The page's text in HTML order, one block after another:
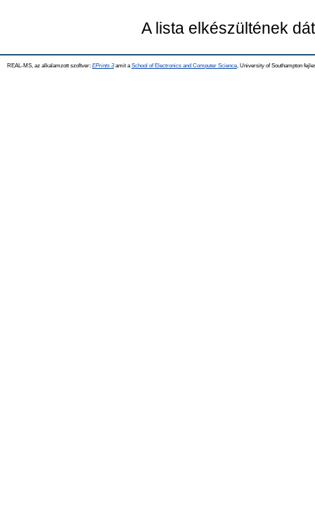
A lista elkészültének
REAL-MS, az alkalamzott szoftver: EPrints 3amit a School of Electronics and Computer Science , University of Southampton